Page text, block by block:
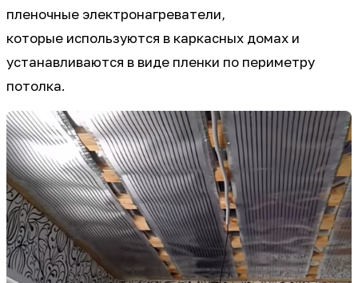
пленочные электронагреватели,
которые используются в каркасных домах и
устанавливаются в виде пленки по периметру
потолка.